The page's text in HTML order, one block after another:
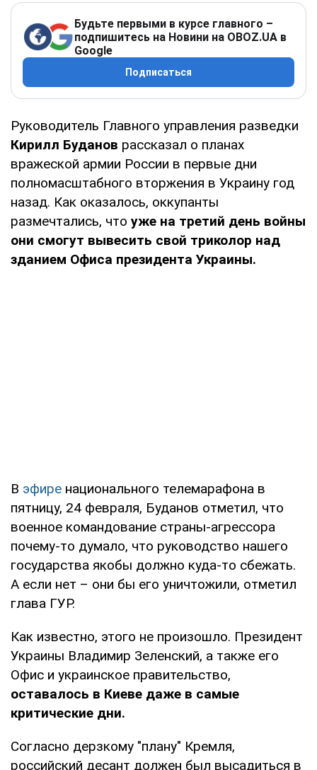
Будьте первыми в курсе главного –
подпишитесь на Новини на OBOZ.UA в
Google
Подписаться
Руководитель Главного управления разведки
Кирилл Буданов рассказал о планах
вражеской армии России в первые дни
полномасштабного вторжения в Украину год
назад. Как оказалось, оккупанты
размечтались, что уже на третий день войны
они смогут вывесить свой триколор над
зданием Офиса президента Украины.
В эфире национального телемарафона в
пятницу, 24 февраля, Буданов отметил, что
военное командование страны-агрессора
почему-то думало, что руководство нашего
государства якобы должно куда-то сбежать.
А если нет – они бы его уничтожили, отметил
глава ГУР.
Как известно, этого не произошло. Президент
Украины Владимир Зеленский, а также его
Офис и украинское правительство,
оставалось в Киеве даже в самые
критические дни.
Согласно дерзкому "плану" Кремля,
российский десант должен был высадиться в